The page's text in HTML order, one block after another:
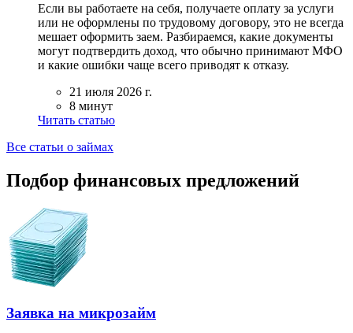
Если вы работаете на себя, получаете оплату за услуги
или не оформлены по трудовому договору, это не всегда
мешает оформить заем. Разбираемся, какие документы
могут подтвердить доход, что обычно принимают МФО
и какие ошибки чаще всего приводят к отказу.
21 июля 2026 г.
8 минут
Читать статью
Все статьи о займах
Подбор финансовых предложений
Заявка на микрозайм